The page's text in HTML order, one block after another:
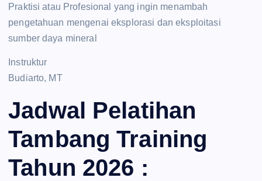
Praktisi atau Profesional yang ingin menambah
pengetahuan mengenai eksplorasi dan eksploitasi
sumber daya mineral
Instruktur
Budiarto, MT
Jadwal Pelatihan
Tambang Training
Tahun 2026 :